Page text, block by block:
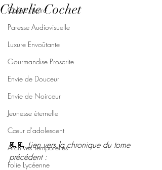
Colère Noire
Paresse Audiovisuelle
Luxure Envoûtante
Gourmandise Proscrite
Envie de Douceur
Envie de Noirceur
Jeunesse éternelle
Cœur d'adolescent
Archives Temporelles
Folie Lycéenne
Charlie Cochet
📃📃 Lien vers la chronique du tome
précédent :